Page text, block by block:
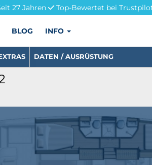
27 Jahren
Top-Bewertet bei
BLOG INFO
DATEN / AUSRÜSTUNG